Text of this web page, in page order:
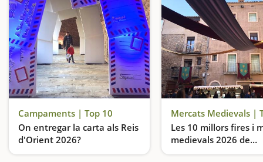
Campaments | Top 10
On entregar la carta als Reis
d'Orient 2026?
Els Campaments Reials de Catalunya més singulars
Mercats Medievals |
Les 10 millors fires i
medievals 2026 de
Catalunya